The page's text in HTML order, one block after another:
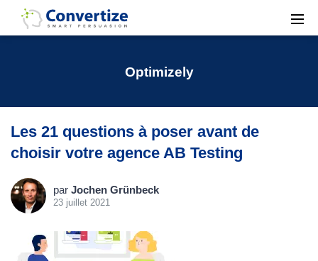
Optimizely
Les 21 questions à poser avant de
choisir votre agence AB Testing
par Jochen Grünbeck
23 juillet 2021